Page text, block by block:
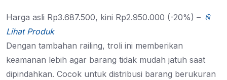
Harga asli Rp3.687.500, kini Rp2.950.000 (-20%) – 📎
Lihat Produk
Dengan tambahan railing, troli ini memberikan
keamanan lebih agar barang tidak mudah jatuh saat
dipindahkan. Cocok untuk distribusi barang berukuran